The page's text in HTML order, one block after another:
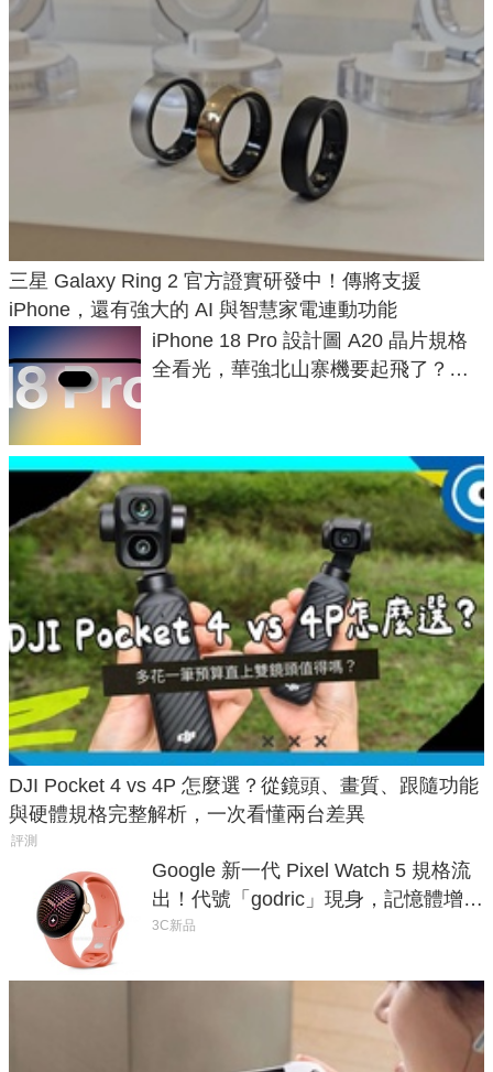
三星 Galaxy Ring 2 官方證實研發中！傳將支援
iPhone，還有強大的 AI 與智慧家電連動功能
iPhone 18 Pro 設計圖 A20 晶片規格
全看光，華強北山寨機要起飛了？專
DJI Pocket 4 vs 4P 怎麼選？從鏡頭、畫質、跟隨功能
與硬體規格完整解析，一次看懂兩台差異
評測
Google 新一代 Pixel Watch 5 規格流
出！代號「godric」現身，記憶體增強
鎖定 AI 應用
3C新品